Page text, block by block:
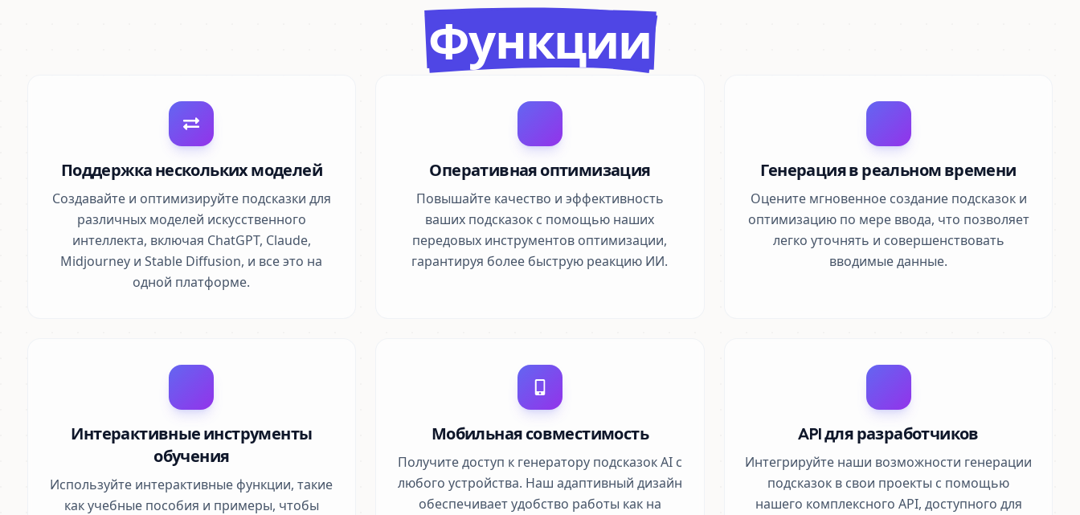
Функции
Поддержка нескольких моделей
Создавайте и оптимизируйте подсказки для
различных моделей искусственного
интеллекта, включая ChatGPT, Claude,
Midjourney и Stable Diffusion, и все это на
одной платформе.
Оперативная оптимизация
Повышайте качество и эффективность
ваших подсказок с помощью наших
передовых инструментов оптимизации,
гарантируя более быструю реакцию ИИ.
Генерация в реальном времени
Оцените мгновенное создание подсказок и
оптимизацию по мере ввода, что позволяет
легко уточнять и совершенствовать
вводимые данные.
Интерактивные инструменты
обучения
Используйте интерактивные функции, такие
как учебные пособия и примеры, чтобы
Мобильная совместимость
Получите доступ к генератору подсказок AI с
любого устройства. Наш адаптивный дизайн
обеспечивает удобство работы как на
API для разработчиков
Интегрируйте наши возможности генерации
подсказок в свои проекты с помощью
нашего комплексного API, доступного для